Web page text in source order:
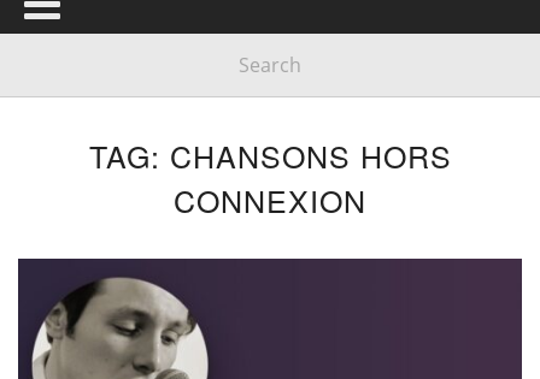
TAG: CHANSONS HORS
CONNEXION